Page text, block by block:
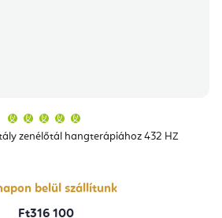
zenélőtál hangterápiához 432 HZ
átlagos
értékelése
csillag.
belül szállítunk
Ft316 100